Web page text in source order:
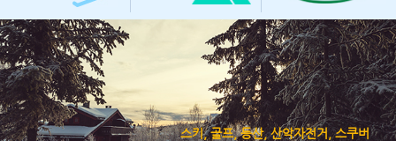
스키, 골프, 등산, 산악자전거, 스쿠버